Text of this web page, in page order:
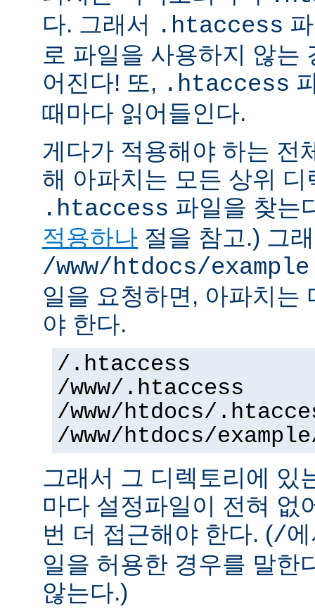
다. 그래서 .htaccess
로 파일을 사용하지 않는
어진다! 또, .htaccess
때마다 읽어들인다.
게다가 적용해야 하는 전
해 아파치는 모든 상위 디
.htaccess 파일을 찾는
적용하나 절을 참고.) 그
/www/htdocs/example
일을 요청하면, 아파치는
야 한다.
/.htaccess
/www/.htaccess
/www/htdocs/
/www/htdocs/
그래서 그 디렉토리에 있
마다 설정파일이 전혀 없
번 더 접근해야 한다. (/
일을 허용한 경우를 말한
않는다.)